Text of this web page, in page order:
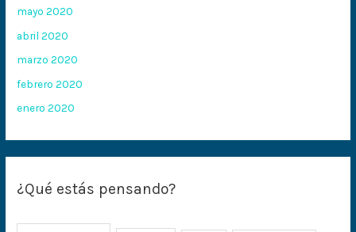
mayo 2020
abril 2020
marzo 2020
febrero 2020
enero 2020
¿Qué estás pensando?